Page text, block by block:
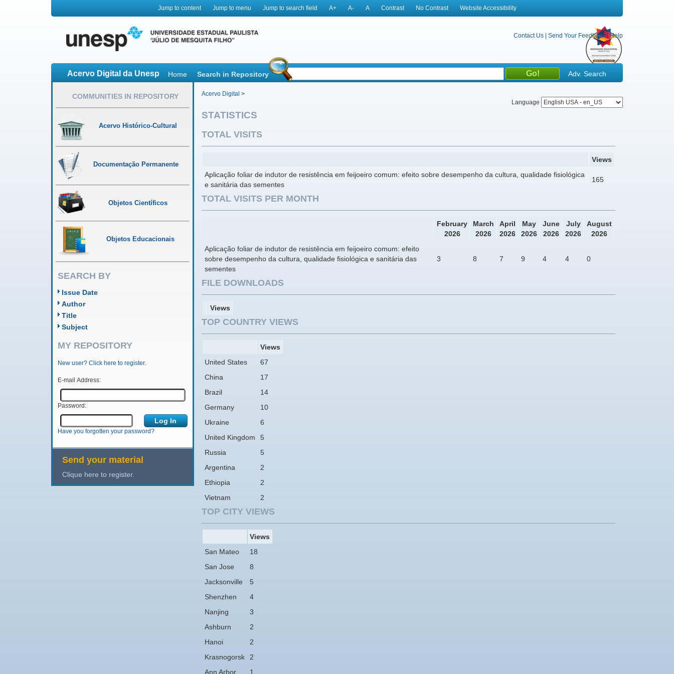
Jump to content Jump to menu Jump to search field A+ A- A Contrast No Contrast Website Accessibility
Contact Us Send Your Feedback |Help
Language
Acervo Digital da Unesp Home Search in Repository Adv. Search
COMMUNITIES IN REPOSITORY
Acervo Histórico-Cultural
Documentação Permanente
Objetos Científicos
Objetos Educacionais
SEARCH BY
Issue Date
Author
Title
Subject
MY REPOSITORY
New user? Click here to register.
E-mail Address:
Password:
Have you forgotten your password?
Send your material
Clique here to register.
Acervo Digital >
STATISTICS
TOTAL VISITS
Views
Aplicação foliar de indutor de resistência em feijoeiro comum: efeito sobre desempenho da cultura, qualidade fisiológica
e sanitária das sementes
165
TOTAL VISITS PER MONTH
February
2026
March
2026
April
2026
May
2026
June
2026
July
2026
August
2026
Aplicação foliar de indutor de resistência em feijoeiro comum: efeito
sobre desempenho da cultura, qualidade fisiológica e sanitária das
sementes
3 8 7 9 4 4 0
FILE DOWNLOADS
Views
TOP COUNTRY VIEWS
Views
United States
67
China
17
Brazil
14
Germany
10
Ukraine
6
United Kingdom
5
Russia
5
Argentina
2
Ethiopia
2
Vietnam
2
TOP CITY VIEWS
Views
San Mateo
18
San Jose
8
Jacksonville
5
Shenzhen
4
Nanjing
3
Ashburn
2
Hanoi
2
Krasnogorsk
2
Ann Arbor
1